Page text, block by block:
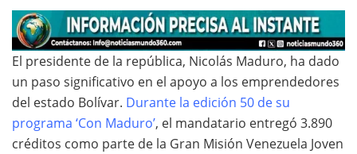
El presidente de la república, Nicolás Maduro, ha dado
un paso significativo en el apoyo a los emprendedores
del estado Bolívar. Durante la edición 50 de su
programa ‘Con Maduro’, el mandatario entregó 3.890
créditos como parte de la Gran Misión Venezuela Joven